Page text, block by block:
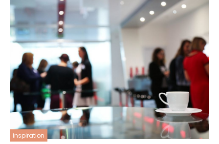
inspiration